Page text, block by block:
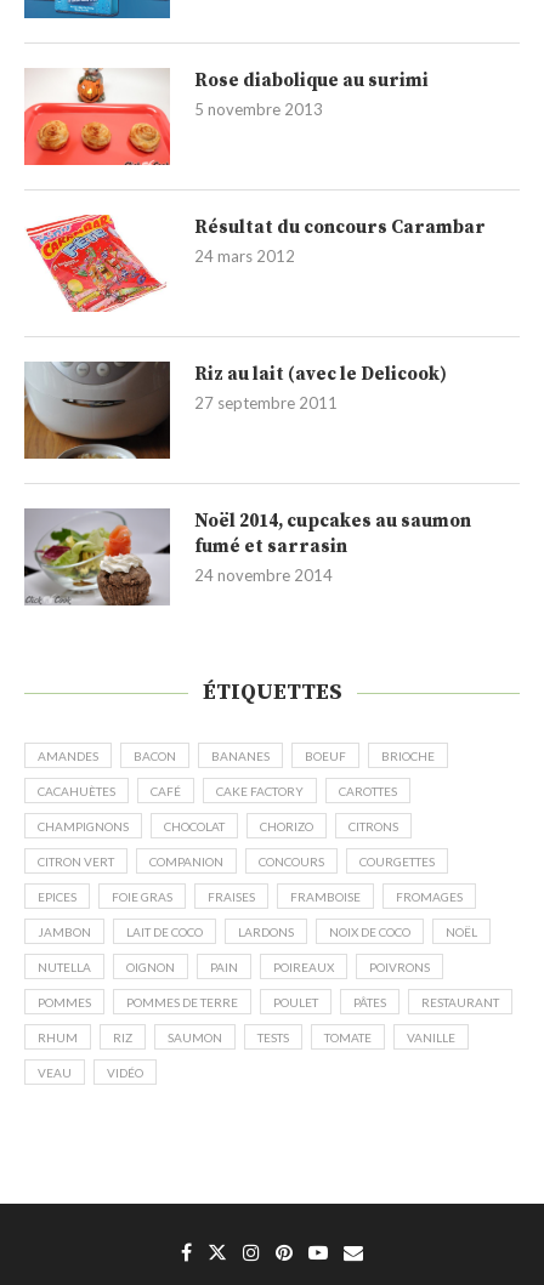
Rose diabolique au surimi
5 novembre 2013
Résultat du concours Carambar
24 mars 2012
Riz au lait (avec le Delicook)
27 septembre 2011
Noël 2014, cupcakes au saumon
fumé et sarrasin
24 novembre 2014
ÉTIQUETTES
AMANDES BACON BANANES BOEUF BRIOCHE
CACAHUÈTES CAFÉ CAKE FACTORY CAROTTES
CHAMPIGNONS CHOCOLAT CHORIZO CITRONS
CITRON VERT COMPANION CONCOURS COURGETTES
EPICES FOIE GRAS FRAISES FRAMBOISE FROMAGES
JAMBON LAIT DE COCO LARDONS NOIX DE COCO NOËL
NUTELLA OIGNON PAIN POIREAUX POIVRONS
POMMES POMMES DE TERRE POULET PÂTES RESTAURANT
RHUM RIZ SAUMON TESTS TOMATE VANILLE
VEAU VIDÉO